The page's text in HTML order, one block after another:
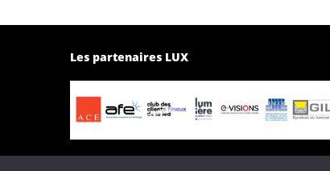
Les partenaires LUX